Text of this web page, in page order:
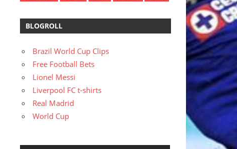
BLOGROLL
Brazil World Cup Clips
Free Football Bets
Lionel Messi
Liverpool FC t-shirts
Real Madrid
World Cup